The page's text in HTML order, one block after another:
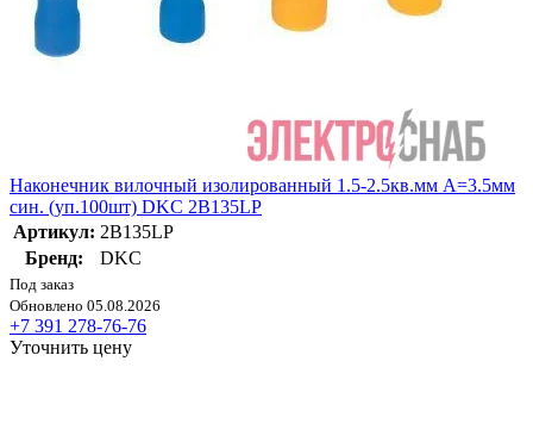
Наконечник вилочный изолированный 1.5-2.5кв.мм А=3.5мм
син. (уп.100шт) DKC 2B135LP
Артикул: 2B135LP
Бренд:
DKC
Под заказ
Обновлено 05.08.2026
+7 391 278-76-76
Уточнить цену